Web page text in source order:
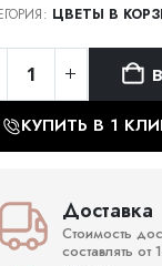
ЦВЕТЫ В
КУПИТЬ В 1
Доставка
Стоимость
составлять